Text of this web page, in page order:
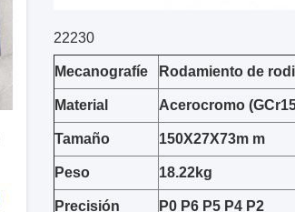
22230
Mecanografíe Rodamiento de
Material Acerocromo
Tamaño 150X27X73m m
Peso 18.22kg
Precisión P0 P6 P5 P4 P2